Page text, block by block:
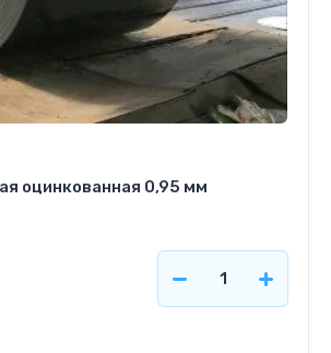
оцинкованная 0,95 мм